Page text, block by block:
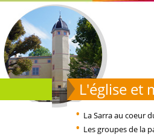
L'église et
La Sarra au coeur
Les groupes de la